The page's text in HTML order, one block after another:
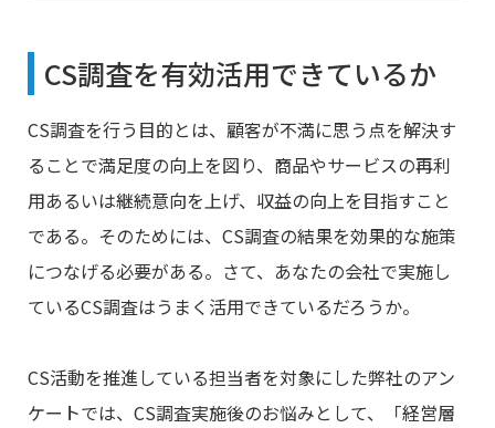
CS調査を有効活用できているか
CS調査を行う目的とは、顧客が不満に思う点を解決す
ることで満足度の向上を図り、商品やサービスの再利
用あるいは継続意向を上げ、収益の向上を目指すこと
である。そのためには、CS調査の結果を効果的な施策
につなげる必要がある。さて、あなたの会社で実施し
ているCS調査はうまく活用できているだろうか。
CS活動を推進している担当者を対象にした弊社のアン
ケートでは、CS調査実施後のお悩みとして、「経営層